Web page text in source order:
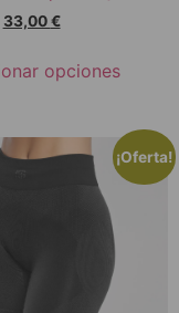
33,00€
opciones
¡Oferta!